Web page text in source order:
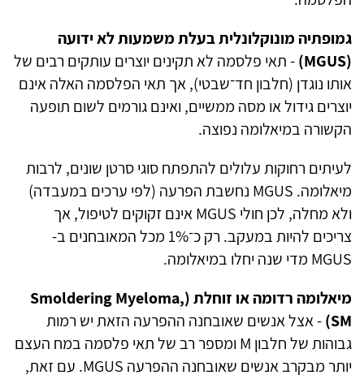
גמופתיה מונוקלונלית בעלת משמעות לא ידועה
(MGUS)
- תאי פלסמה לא תקינים יוצרים עותקים רבים של
אותו נוגדן (חלבון חד־שבטי), אך תאי הפלסמה האלה אינם
יוצרים גידול או מסה ממשיים, ואינם גורמים לשום תופעה
הקשורה במיאלומה נפוצה.
לעיתים רחוקות עלולים להתפתח סוגי סרטן שונים, לרבות
מיאלומה. MGUS נחשבת הפרעה (לפי ערכים במעבדה)
ולא מחלה, לכן חולי MGUS אינם זקוקים לטיפול, אך
צריכים להיות במעקב. רק כ־1% מכל המאובחנים ב-
MGUS מדי שנה יחלו במיאלומה.
מיאלומה רדומה או זוחלת (Smoldering Myeloma,
SM) - אצל אנשים שאובחנה ההפרעה הזאת יש רמות
גבוהות של חלבון M ומספר רב של תאי פלסמה במח העצם
יותר מבקרב אנשים שאובחנה ההפרעה MGUS. עם זאת,